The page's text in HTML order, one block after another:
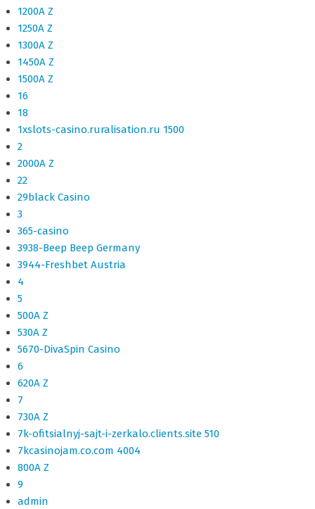
1200A Z
1250A Z
1300A Z
1450A Z
1500A Z
16
18
1xslots-casino.ruralisation.ru 1500
2
2000A Z
22
29black Casino
3
365-casino
3938-Beep Beep Germany
3944-Freshbet Austria
4
5
500A Z
530A Z
5670-DivaSpin Casino
6
620A Z
7
730A Z
7k-ofitsialnyj-sajt-i-zerkalo.clients.site 510
7kcasinojam.co.com 4004
800A Z
9
admin